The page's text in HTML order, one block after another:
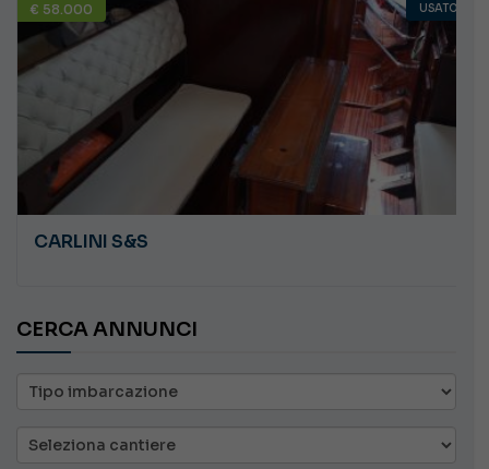
€ 58.000 USATO
CARLINI S&S
CERCA ANNUNCI